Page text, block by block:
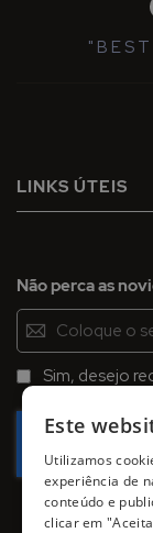
LINKS ÚTEIS
Não perca as
Inscreva-
se
na
Newsletter:
Sim, desejo
Este
Utilizamos
experiência de
conteúdo e
clicar em